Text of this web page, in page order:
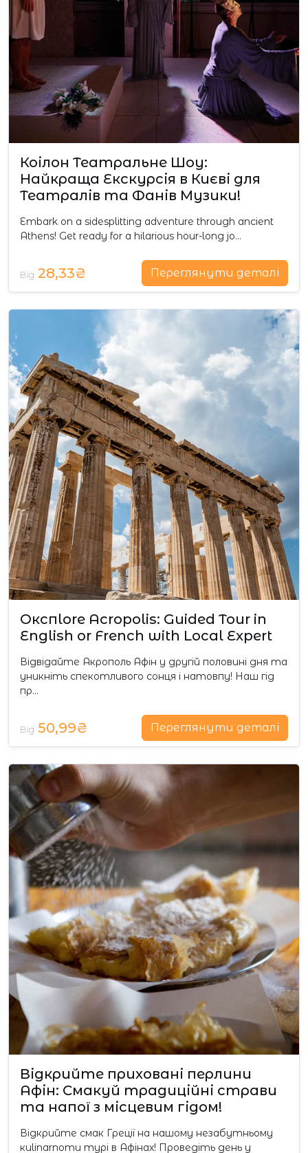
Коілон Театральне Шоу:
Найкраща Екскурсія в Києві для
Театралів та Фанів Музики!
Embark on a sidesplitting adventure through ancient
Athens! Get ready for a hilarious hour-long jo…
Від 28,33₴ Переглянути деталі
Окспlore Acropolis: Guided Tour in
English or French with Local Expert
Відвідайте Акрополь Афін у другій половині дня та
уникніть спекотливого сонця і натовпу! Наш гід
пр…
Від 50,99₴ Переглянути деталі
Відкрийте приховані перлини
Афін: Смакуй традиційні страви
та напої з місцевим гідом!
Відкрийте смак Греції на нашому незабутньому
кulinarnomu турі в Афінах! Проведіть день у